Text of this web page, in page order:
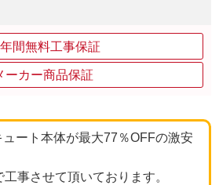
間無料工事保証
ーカー商品保証
ート本体が最大77％OFFの激安
事させて頂いております。